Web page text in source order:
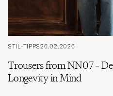
STIL-TIPPS26.02.2026
Trousers from NN07 –
Longevity in Mind